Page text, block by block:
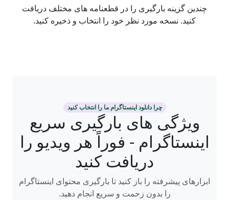
چندین گزینه بارگیری را در قطعنامه های مختلف دریافت
کنید. نسخه مورد نظر خود را انتخاب و ذخیره کنید.
چرا دانلود اینستاگرام ما را انتخاب کنید
ویژگی های بارگیری سریع
اینستاگرام - فوراً هر ویدیو را
دریافت کنید
ابزارهای پیشرفته را باز کنید تا بارگیری محتوای اینستاگرام
را بدون زحمت و سریع انجام دهید.